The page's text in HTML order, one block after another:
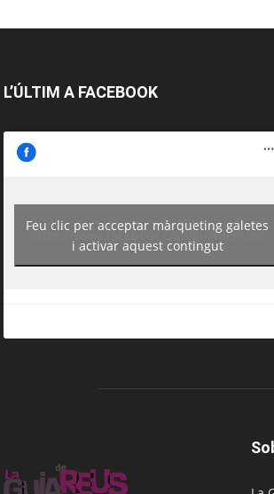
L’ÚLTIM A FACEBOOK
https://www.facebook.com/guiadereus/
Feu clic per acceptar màrqueting galetes
i activar aquest contingut